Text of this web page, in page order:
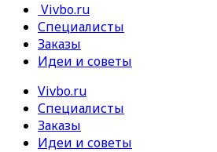
Vivbo.ru
Специалисты
Заказы
Идеи и советы
Vivbo.ru
Специалисты
Заказы
Идеи и советы